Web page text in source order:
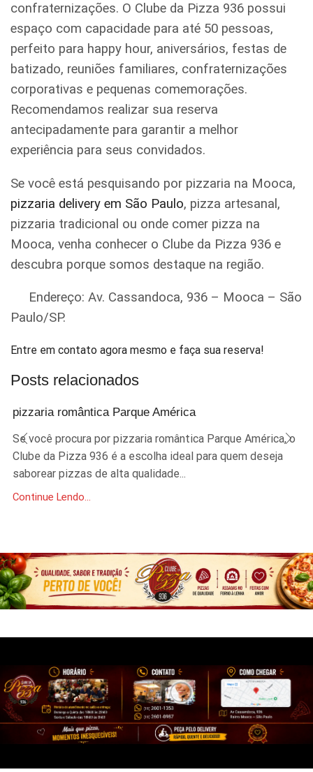
confraternizações. O Clube da Pizza 936 possui
espaço com capacidade para até 50 pessoas,
perfeito para happy hour, aniversários, festas de
batizado, reuniões familiares, confraternizações
corporativas e pequenas comemorações.
Recomendamos realizar sua reserva
antecipadamente para garantir a melhor
experiência para seus convidados.
Se você está pesquisando por pizzaria na Mooca,
pizzaria delivery em São Paulo, pizza artesanal,
pizzaria tradicional ou onde comer pizza na
Mooca, venha conhecer o Clube da Pizza 936 e
descubra porque somos destaque na região.
Endereço: Av. Cassandoca, 936 – Mooca – São
Paulo/SP.
Entre em contato agora mesmo e faça sua reserva!
Posts relacionados
pizzaria romântica Parque América
Se você procura por pizzaria romântica Parque América, o
Clube da Pizza 936 é a escolha ideal para quem deseja
saborear pizzas de alta qualidade...
Continue Lendo...